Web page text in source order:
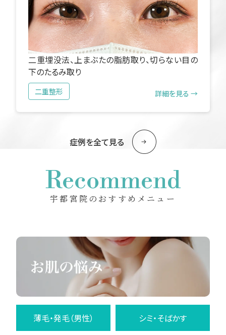
二重埋没法、上まぶたの脂肪取り、切らない目の
下のたるみ取り
二重整形 詳細を見る →
症例を全て見る
Recommend
宇都宮院のおすすめメニュー
薄毛・発毛（男性） シミ・そばかす